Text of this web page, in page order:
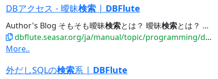
DBアクセス - 曖昧検索 | DBFlute
Author's Blog そもそも曖昧検索とは？ 曖昧検索とは？ 曖昧
dbflute.seasar.org/ja/manual/topic/programming/dbaccess/likesearch.html
More..
外だしSQLの検索系 | DBFlute